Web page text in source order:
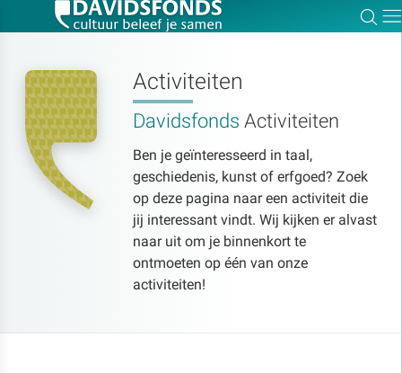
Activiteiten
Davidsfonds Activiteiten
Ben je geïnteresseerd in taal,
geschiedenis, kunst of erfgoed? Zoek
op deze pagina naar een activiteit die
jij interessant vindt. Wij kijken er alvast
naar uit om je binnenkort te
ontmoeten op één van onze
activiteiten!
Zoek:
Zoeken